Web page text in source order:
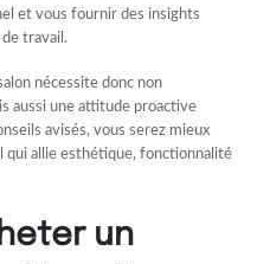
et vous fournir des insights
travail.
nécessite donc non
aussi une attitude proactive
avisés, vous serez mieux
qui allie esthétique, fonctionnalité
un